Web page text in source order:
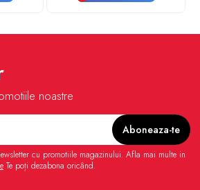
noastre
cu promotiile magazinului. Afla mai multe in
Te poți dezabona oricând.